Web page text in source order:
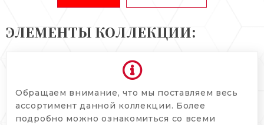
ЭЛЕМЕНТЫ КОЛЛЕКЦИИ:
Обращаем внимание, что мы поставляем весь
ассортимент данной коллекции. Более
подробно можно ознакомиться со всеми